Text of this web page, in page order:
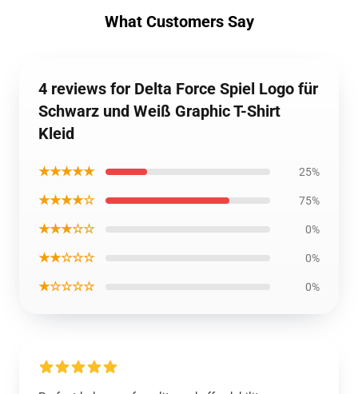
What Customers Say
4 reviews for Delta Force Spiel Logo für
Schwarz und Weiß Graphic T-Shirt
Kleid
★★★★★ 25%
★★★★☆ 75%
★★★☆☆ 0%
★★☆☆☆ 0%
★☆☆☆☆ 0%